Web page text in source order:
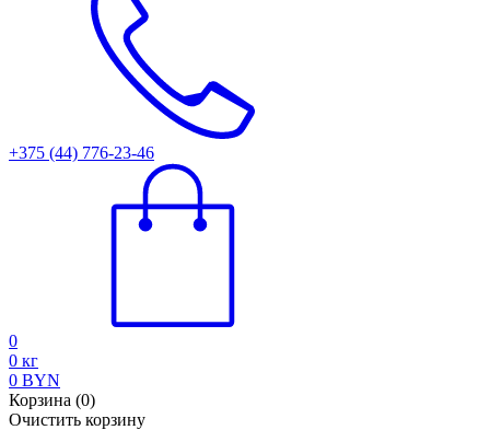
+375 (44) 776-23-46
0
0 кг
0 BYN
Корзина (0)
Очистить корзину